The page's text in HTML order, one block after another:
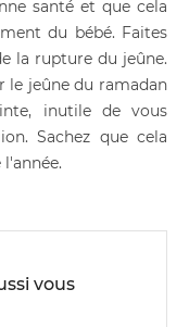
santé et que cela
du bébé. Faites
la rupture du jeûne.
le jeûne du ramadan
inutile de vous
Sachez que cela
vous